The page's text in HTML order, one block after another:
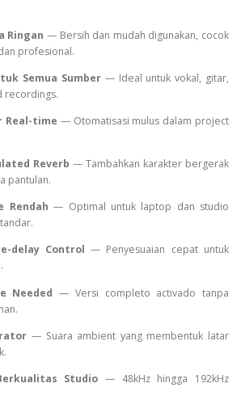
Ringan — Bersih dan mudah digunakan, cocok
profesional.
Semua Sumber— Ideal untuk vokal, gitar,
recordings.
Real-time — Otomatisasi mulus dalam project
Reverb — Tambahkan karakter bergerak
pantulan.
Rendah — Optimal untuk laptop dan studio
delay Control — Penyesuaian cepat untuk
Needed — Versi completo activado tanpa
— Suara ambient yang membentuk latar
Studio — 48kHz hingga 192kHz